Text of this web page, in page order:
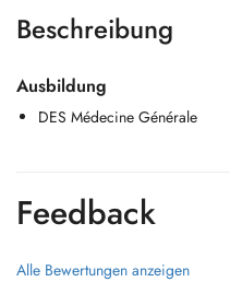
Beschreibung
Ausbildung
DES Médecine Générale
Feedback
Alle Bewertungen anzeigen